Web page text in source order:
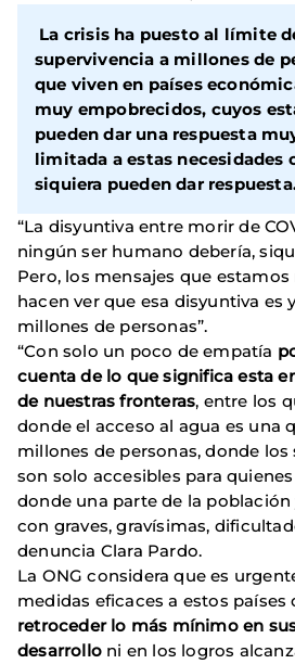
La crisis ha puesto al límite
supervivencia a millones de
que viven en países
muy empobrecidos, cuyos
pueden dar una respuesta
limitada a estas necesidades
siquiera pueden dar
“La disyuntiva entre morir de
ningún ser humano debería,
Pero, los mensajes que
hacen ver que esa disyuntiva es
millones de personas”.
“Con solo un poco de empatía
cuenta de lo que significa esta
de nuestras fronteras, entre los
donde el acceso al agua es una
millones de personas, donde los
son solo accesibles para
donde una parte de la
con graves, gravísimas,
denuncia Clara Pardo.
La ONG considera que es
medidas eficaces a estos países
retroceder lo más mínimo en
desarrollo ni en los logros